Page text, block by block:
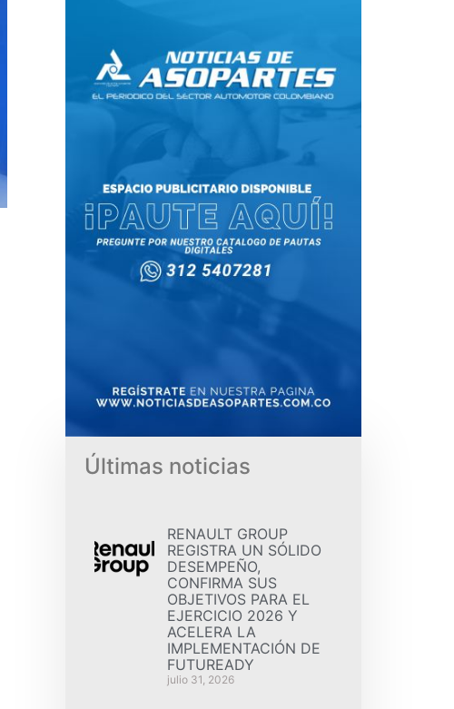
Últimas noticias
RENAULT GROUP
REGISTRA UN SÓLIDO
DESEMPEÑO,
CONFIRMA SUS
OBJETIVOS PARA EL
EJERCICIO 2026 Y
ACELERA LA
IMPLEMENTACIÓN DE
FUTUREADY
julio 31, 2026